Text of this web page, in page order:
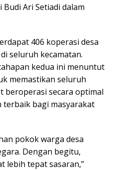
Ari Setiadi dalam
406 koperasi desa
seluruh kecamatan.
kedua ini menuntut
memastikan seluruh
beroperasi secara optimal
terbaik bagi masyarakat
pokok warga desa
Dengan begitu,
lebih tepat sasaran,”